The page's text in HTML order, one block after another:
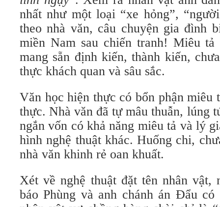
nhất như một loại “xe hỏng”,
theo nhà văn, câu chuyện gia đình
miền Nam sau chiến tranh! Miêu
mang sẵn định kiến, thành kiến,
thực khách quan và sâu sắc.
Văn học hiện thực có bổn phận
thực. Nhà văn đã tự mâu thuẫn, lúng
ngắn vốn có khả năng miêu tả và lý
hình nghệ thuật khác. Huống chi,
nhà văn khinh rẻ oan khuất.
Xét về nghệ thuật đặt tên nhân vật,
báo Phùng và anh chánh án Đẩu